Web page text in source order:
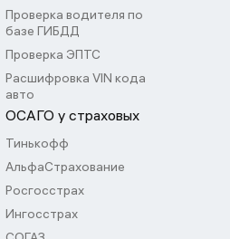
Проверка водителя по
базе ГИБДД
Проверка ЭПТС
Расшифровка VIN кода
авто
ОСАГО у страховых
Тинькофф
АльфаСтрахование
Росгосстрах
Ингосстрах